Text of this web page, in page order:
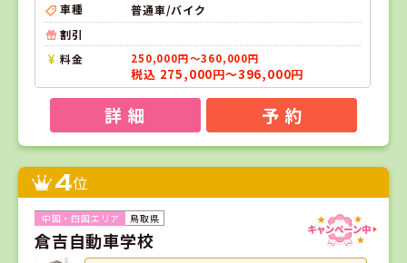
車種
普通車/バイク
割引
料金
250,000円～360,000円
税込 275,000円～396,000円
詳 細 予 約
4位
鳥取県
倉吉自動車学校